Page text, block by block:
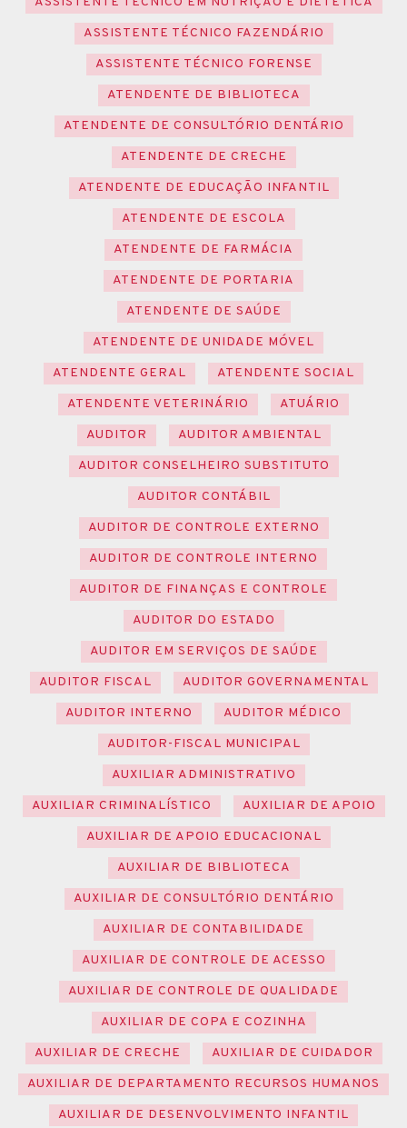
ASSISTENTE TÉCNICO FAZENDÁRIO
ASSISTENTE TÉCNICO FORENSE
ATENDENTE DE BIBLIOTECA
ATENDENTE DE CONSULTÓRIO DENTÁRIO
ATENDENTE DE CRECHE
ATENDENTE DE EDUCAÇÃO INFANTIL
ATENDENTE DE ESCOLA
ATENDENTE DE FARMÁCIA
ATENDENTE DE PORTARIA
ATENDENTE DE SAÚDE
ATENDENTE DE UNIDADE MÓVEL
ATENDENTE GERAL
ATENDENTE SOCIAL
ATENDENTE VETERINÁRIO
ATUÁRIO
AUDITOR
AUDITOR AMBIENTAL
AUDITOR CONSELHEIRO SUBSTITUTO
AUDITOR CONTÁBIL
AUDITOR DE CONTROLE EXTERNO
AUDITOR DE CONTROLE INTERNO
AUDITOR DE FINANÇAS E CONTROLE
AUDITOR DO ESTADO
AUDITOR EM SERVIÇOS DE SAÚDE
AUDITOR FISCAL
AUDITOR GOVERNAMENTAL
AUDITOR INTERNO
AUDITOR MÉDICO
AUDITOR-FISCAL MUNICIPAL
AUXILIAR ADMINISTRATIVO
AUXILIAR CRIMINALÍSTICO
AUXILIAR DE APOIO
AUXILIAR DE APOIO EDUCACIONAL
AUXILIAR DE BIBLIOTECA
AUXILIAR DE CONSULTÓRIO DENTÁRIO
AUXILIAR DE CONTABILIDADE
AUXILIAR DE CONTROLE DE ACESSO
AUXILIAR DE CONTROLE DE QUALIDADE
AUXILIAR DE COPA E COZINHA
AUXILIAR DE CRECHE
AUXILIAR DE CUIDADOR
AUXILIAR DE DEPARTAMENTO RECURSOS HUMANOS
AUXILIAR DE DESENVOLVIMENTO INFANTIL